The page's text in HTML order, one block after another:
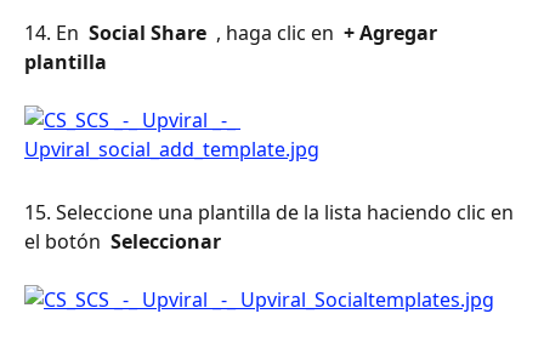
14. En Social Share , haga clic en + Agregar
plantilla
15. Seleccione una plantilla de la lista haciendo clic en
el botón Seleccionar